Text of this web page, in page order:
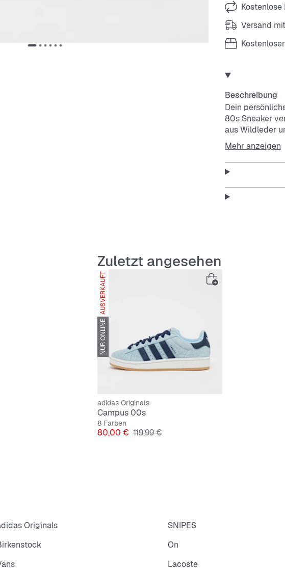
Kostenlose
Versand
Beschreibung
Dein
80s Sneaker
aus Wildleder
modernen
Proportionen
Features
Reguläre
Mehr anzeigen
Zuletzt angesehen
AUSVERKAUFT
NUR ONLINE
adidas Originals
Campus 00s
8 Farben
Preis
80,00 € Originalpreis
119,99 €
Originals SNIPES
On
Lacoste